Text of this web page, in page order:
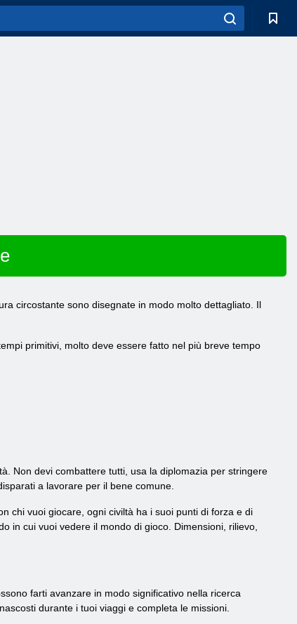
circostante sono disegnate in modo molto dettagliato. Il
primitivi, molto deve essere fatto nel più breve tempo
Non devi combattere tutti, usa la diplomazia per stringere
a lavorare per il bene comune.
chi vuoi giocare, ogni civiltà ha i suoi punti di forza e di
in cui vuoi vedere il mondo di gioco. Dimensioni, rilievo,
farti avanzare in modo significativo nella ricerca
durante i tuoi viaggi e completa le missioni.